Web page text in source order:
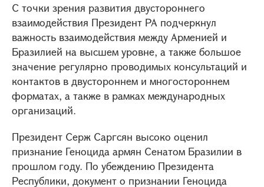
С точки зрения развития двустороннего
взаимодействия Президент РА подчеркнул
важность взаимодействия между Арменией и
Бразилией на высшем уровне, а также большое
значение регулярно проводимых консультаций и
контактов в двустороннем и многостороннем
форматах, а также в рамках международных
организаций.
Президент Серж Саргсян высоко оценил
признание Геноцида армян Сенатом Бразилии в
прошлом году. По убеждению Президента
Республики, документ о признании Геноцида